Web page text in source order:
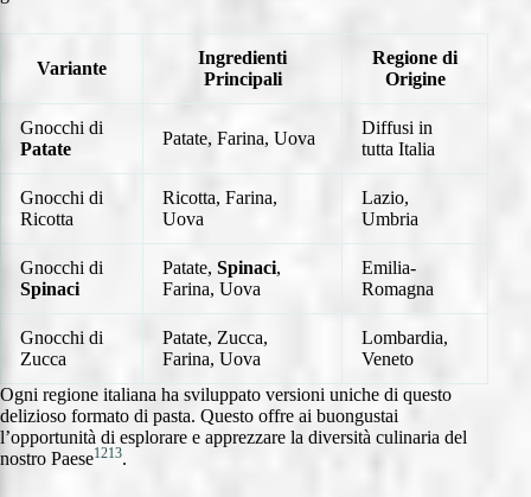
Variante
Ingredienti
Principali
Regione di
Origine
Gnocchi di
Patate
Patate, Farina, Uova
Diffusi in
tutta Italia
Gnocchi di
Ricotta
Ricotta, Farina,
Uova
Lazio,
Umbria
Gnocchi di
Spinaci
Patate, Spinaci,
Farina, Uova
Emilia-
Romagna
Gnocchi di
Zucca
Patate, Zucca,
Farina, Uova
Lombardia,
Veneto
Ogni regione italiana ha sviluppato versioni uniche di questo
delizioso formato di pasta. Questo offre ai buongustai
l’opportunità di esplorare e apprezzare la diversità culinaria del
nostro Paese1213.